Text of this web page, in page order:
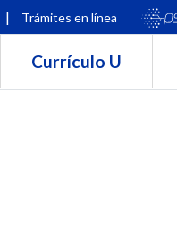
| Trámites en línea
Currículo U